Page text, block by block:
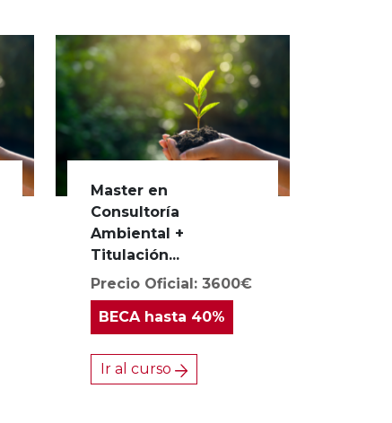
Master en
Consultoría
Ambiental +
Titulación...
Precio Oficial: 3600€
BECAhasta 40%
Ir al curso